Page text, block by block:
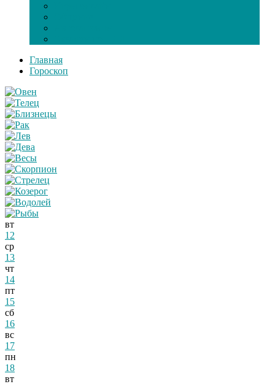
Главная
Гороскоп
вт
12
ср
13
чт
14
пт
15
сб
16
вс
17
пн
18
вт